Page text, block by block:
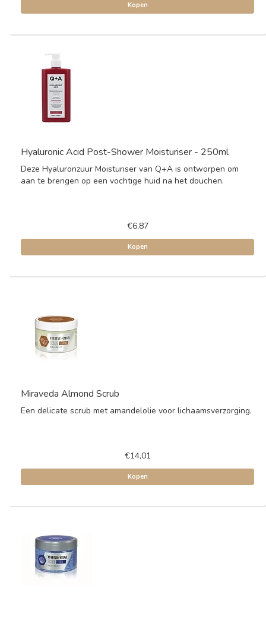
Kopen
Hyaluronic Acid Post-Shower Moisturiser - 250ml
Deze Hyaluronzuur Moisturiser van Q+A is ontworpen om
aan te brengen op een vochtige huid na het douchen.
€6,87
Kopen
Miraveda Almond Scrub
Een delicate scrub met amandelolie voor lichaamsverzorging.
€14,01
Kopen